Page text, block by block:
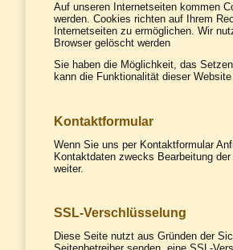
Auf unseren Internetseiten kommen
werden. Cookies richten auf Ihrem
Internetseiten zu ermöglichen. Wir
Browser gelöscht werden
Sie haben die Möglichkeit, das
kann die Funktionalität dieser
Kontaktformular
Wenn Sie uns per Kontaktformular
Kontaktdaten zwecks Bearbeitung
weiter.
SSL-Verschlüsselung
Diese Seite nutzt aus Gründen der